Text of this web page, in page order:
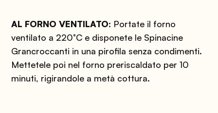
AL FORNO VENTILATO: Portate il forno
ventilato a 220°C e disponete le Spinacine
Grancroccanti in una pirofila senza condimenti.
Mettetele poi nel forno preriscaldato per 10
minuti, rigirandole a metà cottura.